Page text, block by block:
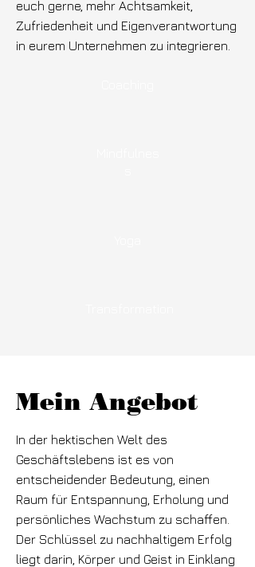
euch gerne, mehr Achtsamkeit,
Zufriedenheit und Eigenverantwortung
in eurem Unternehmen zu integrieren.
Mein Angebot
In der hektischen Welt des
Geschäftslebens ist es von
entscheidender Bedeutung, einen
Raum für Entspannung, Erholung und
persönliches Wachstum zu schaffen.
Der Schlüssel zu nachhaltigem Erfolg
liegt darin, Körper und Geist in Einklang